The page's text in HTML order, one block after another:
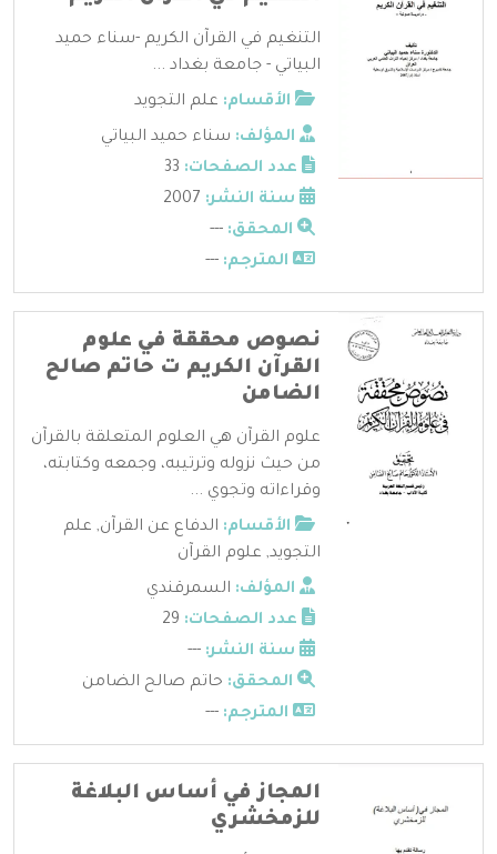
التنغيم في القرآن الكريم -سناء حميد
البياتي - جامعة بغداد ...
الأقسام: علم التجويد
المؤلف: سناء حميد البياتي
عدد الصفحات:
سنة النشر:
المحقق: ---
المترجم: ---
نصوص محققة في علوم
القرآن الكريم ت حاتم صالح
الضامن
علوم القرآن هي العلوم المتعلقة بالقرآن
من حيث نزوله وترتيبه، وجمعه وكتابته،
وقراءاته وتجوي ...
الأقسام: الدفاع عن القرآن, علم
التجويد, علوم القرآن
المؤلف: السمرقندي
عدد الصفحات:
سنة النشر: ---
المحقق: حاتم صالح الضامن
المترجم: ---
المجاز في أساس البلاغة
للزمخشري